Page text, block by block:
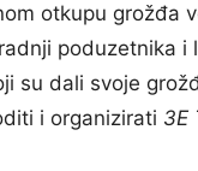
otkupu grožđa
poduzetnika i
su dali svoje
i organizirati 3E